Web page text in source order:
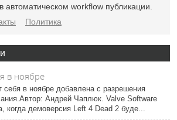
автоматическом workflow публикации.
Политика
в ноябре
себя в ноябре добавлена с разрешения
Андрей Чаплюк. Valve Software
когда демоверсия Left 4 Dead 2 буде...